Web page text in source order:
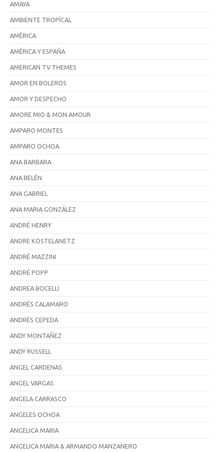
AMAYA
AMBIENTE TROPÍCAL
AMÉRICA
AMÉRICA Y ESPAÑA
AMERICAN TV THEMES
AMOR EN BOLEROS
AMOR Y DESPECHO
AMORE MIO & MON AMOUR
AMPARO MONTES
AMPARO OCHOA
ANA BARBARA
ANA BELÉN
ANA GABRIEL
ANA MARIA GONZÁLEZ
ANDRÉ HENRY
ANDRE KOSTELANETZ
ANDRÉ MAZZINI
ANDRÉ POPP
ANDREA BOCELLI
ANDRÉS CALAMARO
ANDRÉS CEPEDA
ANDY MONTAÑEZ
ANDY RUSSELL
ANGEL CARDENAS
ANGEL VARGAS
ANGELA CARRASCO
ANGELES OCHOA
ANGELICA MARIA
ANGELICA MARIA & ARMANDO MANZANERO